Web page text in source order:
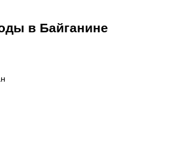
в Байганине